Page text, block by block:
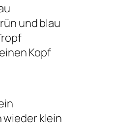
und blau
Kopf
wieder klein